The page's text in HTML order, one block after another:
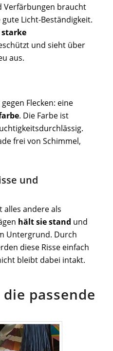
Verfärbungen braucht
Licht-Beständigkeit.
starke
und sieht über
aus.
Flecken: eine
. Die Farbe ist
frei von Schimmel,
und
andere als
hält sie stand und
Untergrund. Durch
diese Risse einfach
bleibt dabei intakt.
passende